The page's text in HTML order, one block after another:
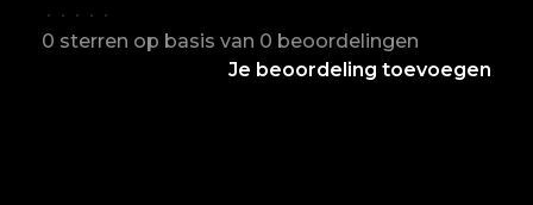
• • • • •
0 sterren op basis van 0 beoordelingen
Je beoordeling toevoegen